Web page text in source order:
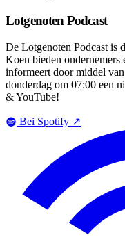
Lotgenoten Podcast
De Lotgenoten Podcast is
Koen bieden ondernemers
informeert door middel
donderdag om 07:00 een
& YouTube!
Bei Spotify ↗